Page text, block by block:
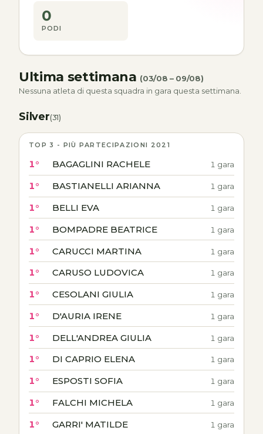
0
PODI
Ultima settimana (03/08 – 09/08)
Nessuna atleta di questa squadra in gara questa settimana.
Silver(31)
TOP 3 - PIÙ PARTECIPAZIONI 2021
1° BAGAGLINI RACHELE 1 gara
1° BASTIANELLI ARIANNA 1 gara
1° BELLI EVA 1 gara
1° BOMPADRE BEATRICE 1 gara
1° CARUCCI MARTINA 1 gara
1° CARUSO LUDOVICA 1 gara
1° CESOLANI GIULIA 1 gara
1° D'AURIA IRENE 1 gara
1° DELL'ANDREA GIULIA 1 gara
1° DI CAPRIO ELENA 1 gara
1° ESPOSTI SOFIA 1 gara
1° FALCHI MICHELA 1 gara
1° GARRI' MATILDE 1 gara